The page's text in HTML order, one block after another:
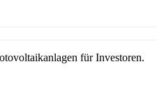
für Investoren.